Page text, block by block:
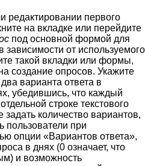
редактировании первого
на вкладке или перейдите
под основной формой для
от используемого
такой вкладки или формы,
создание опросов. Укажите
варианта ответа в
убедившись, что каждый
строке текстового
количество вариантов,
пользователи при
опции «Вариантов ответа»,
в днях (0 означает, что
и возможность